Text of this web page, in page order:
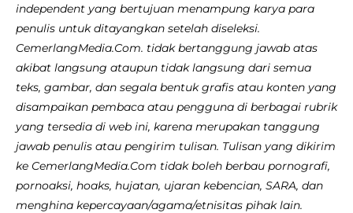
independent yang bertujuan menampung karya para
penulis untuk ditayangkan setelah diseleksi.
CemerlangMedia.Com. tidak bertanggung jawab atas
akibat langsung ataupun tidak langsung dari semua
teks, gambar, dan segala bentuk grafis atau konten yang
disampaikan pembaca atau pengguna di berbagai rubrik
yang tersedia di web ini, karena merupakan tanggung
jawab penulis atau pengirim tulisan. Tulisan yang dikirim
ke CemerlangMedia.Com tidak boleh berbau pornografi,
pornoaksi, hoaks, hujatan, ujaran kebencian, SARA, dan
menghina kepercayaan/agama/etnisitas pihak lain.